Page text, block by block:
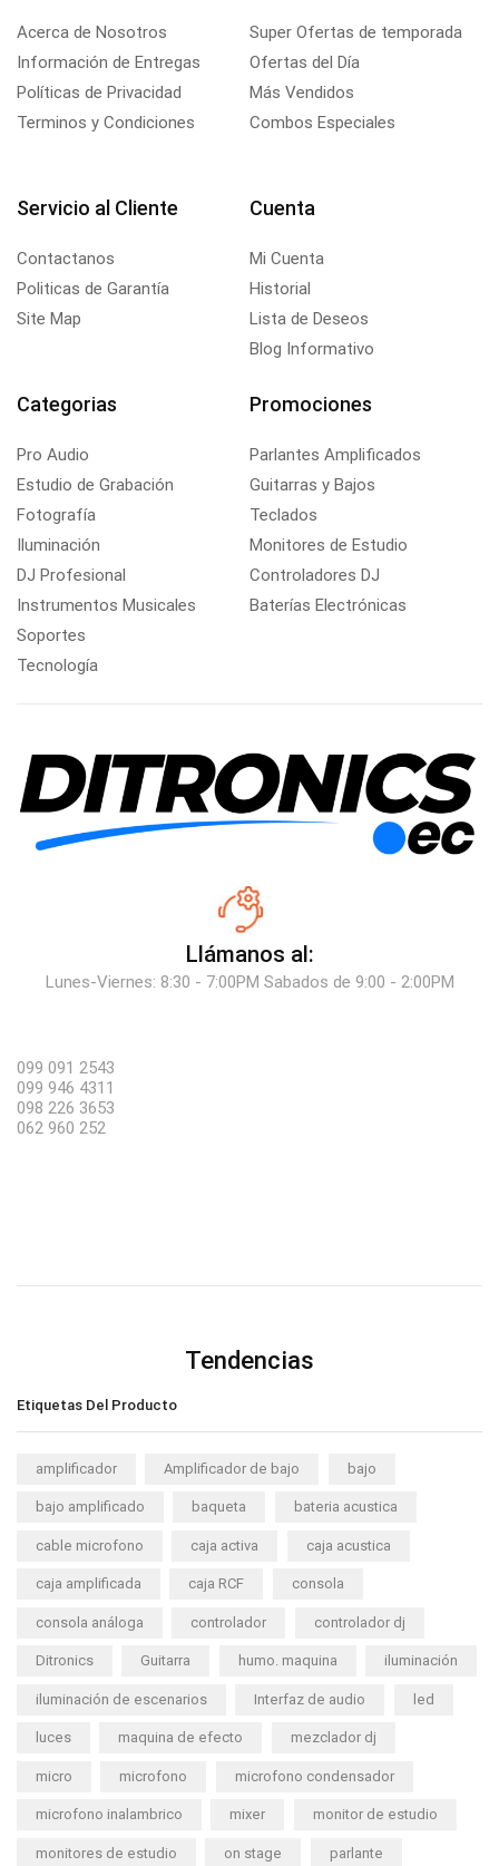
Acerca de Nosotros
Información de Entregas
Políticas de Privacidad
Terminos y Condiciones
Super Ofertas de temporada
Ofertas del Día
Más Vendidos
Combos Especiales
Servicio al Cliente
Contactanos
Politicas de Garantía
Site Map
Cuenta
Mi Cuenta
Historial
Lista de Deseos
Blog Informativo
Categorias
Pro Audio
Estudio de Grabación
Fotografía
Iluminación
DJ Profesional
Instrumentos Musicales
Soportes
Tecnología
Promociones
Parlantes Amplificados
Guitarras y Bajos
Teclados
Monitores de Estudio
Controladores DJ
Baterías Electrónicas
Llámanos al:
Lunes-Viernes: 8:30 - 7:00PM Sabados de 9:00 - 2:00PM
099 091 2543
099 946 4311
098 226 3653
062 960 252
Tendencias
Etiquetas Del Producto
amplificador Amplificador de bajo bajo
bajo amplificado baqueta bateria acustica
cable microfono caja activa caja acustica
caja amplificada caja RCF consola
consola análoga controlador controlador dj
Ditronics Guitarra humo. maquina iluminación
iluminación de escenarios Interfaz de audio led
luces maquina de efecto mezclador dj
micro microfono microfono condensador
microfono inalambrico mixer monitor de estudio
monitores de estudio on stage parlante